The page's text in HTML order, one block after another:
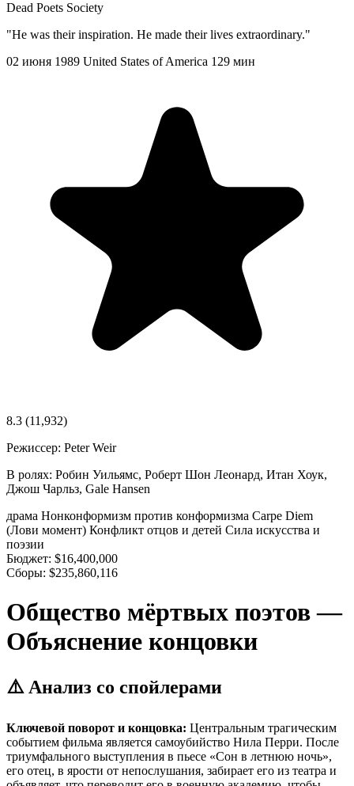
Dead Poets Society
"He was their inspiration. He made their lives extraordinary."
02 июня 1989 United States of America 129 мин
8.3 (11,932)
Режиссер: Peter Weir
В ролях: Робин Уильямс, Роберт Шон Леонард, Итан Хоук,
Джош Чарльз, Gale Hansen
драма Нонконформизм против конформизма Carpe Diem
(Лови момент) Конфликт отцов и детей Сила искусства и
поэзии
Бюджет: $16,400,000
Сборы: $235,860,116
Общество мёртвых поэтов —
Объяснение концовки
⚠️ Анализ со спойлерами
Ключевой поворот и концовка: Центральным трагическим
событием фильма является самоубийство Нила Перри. После
триумфального выступления в пьесе «Сон в летнюю ночь»,
его отец, в ярости от непослушания, забирает его из театра и